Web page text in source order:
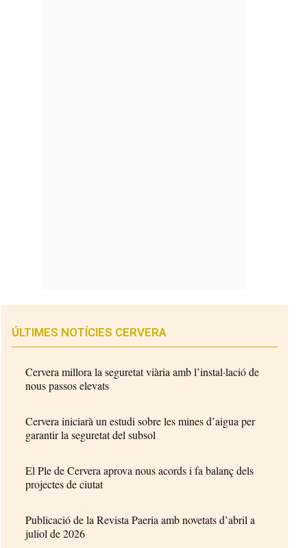
ÚLTIMES NOTÍCIES CERVERA
Cervera millora la seguretat viària amb l’instal·lació de
nous passos elevats
Cervera iniciarà un estudi sobre les mines d’aigua per
garantir la seguretat del subsol
El Ple de Cervera aprova nous acords i fa balanç dels
projectes de ciutat
Publicació de la Revista Paeria amb novetats d’abril a
juliol de 2026